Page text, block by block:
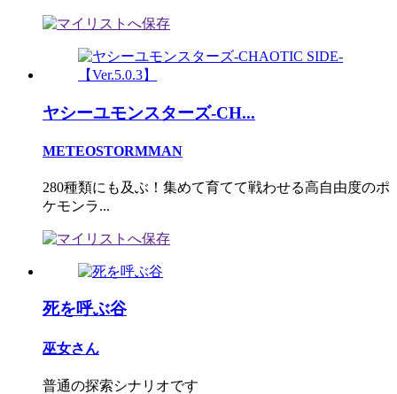
ヤシーユモンスターズ-CH...
METEOSTORMMAN
280種類にも及ぶ！集めて育てて戦わせる高自由度のポ
ケモンラ...
死を呼ぶ谷
巫女さん
普通の探索シナリオです